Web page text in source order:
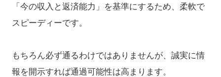
「今の収入と返済能力」を基準にするため、柔軟で
スピーディーです。
もちろん必ず通るわけではありませんが、誠実に情
報を開示すれば通過可能性は高まります。